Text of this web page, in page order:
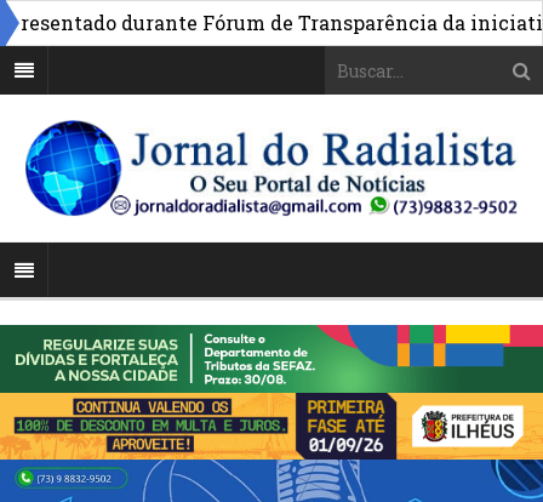
durante Fórum de Transparência da iniciativa